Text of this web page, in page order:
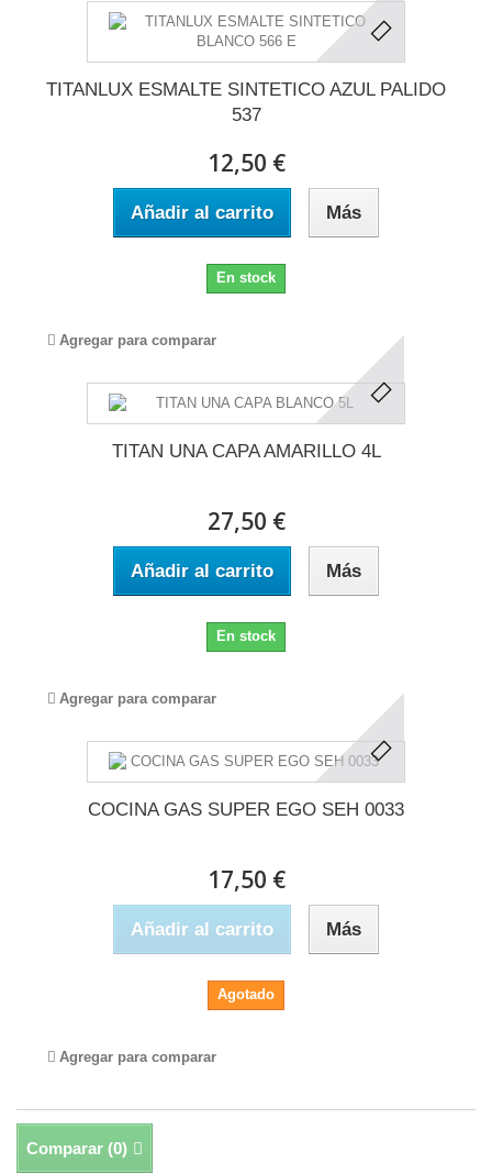
TITANLUX ESMALTE SINTETICO AZUL PALIDO
537
12,50 €
Añadir al carrito Más
En stock
Agregar para comparar
TITAN UNA CAPA AMARILLO 4L
27,50 €
Añadir al carrito Más
En stock
Agregar para comparar
COCINA GAS SUPER EGO SEH 0033
17,50 €
Añadir al carrito Más
Agotado
Agregar para comparar
Comparar (0)